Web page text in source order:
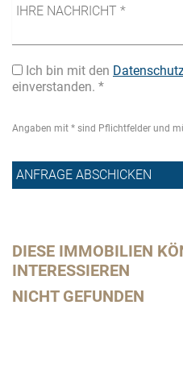
Ich bin mit den
einverstanden. *
Angaben mit * sind Pflichtfelder und
DIESE IMMOBILIEN
INTERESSIEREN
NICHT GEFUNDEN